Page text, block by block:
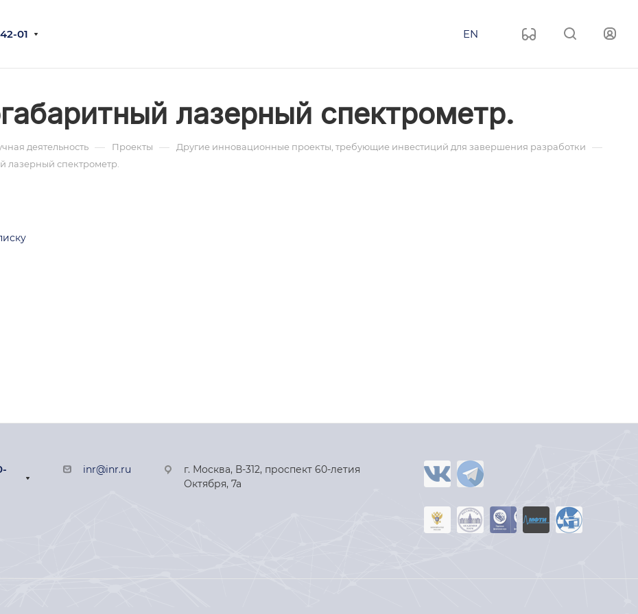
01 EN
лазерный спектрометр.
деятельность — Проекты — Другие инновационные проекты, требующие инвестиций для завершения разработки —
лазерный спектрометр.
inr@inr.ru
г. Москва, В-312, проспект 60-летия
Октября, 7а